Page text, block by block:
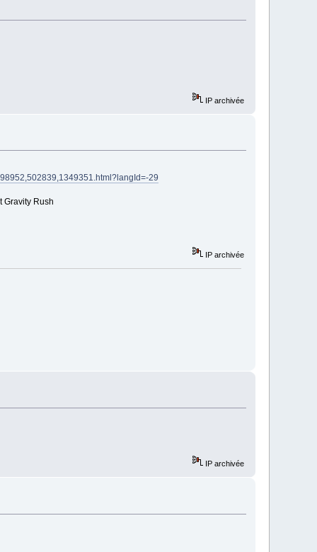
IP archivée
29
Gravity Rush
IP archivée
IP archivée